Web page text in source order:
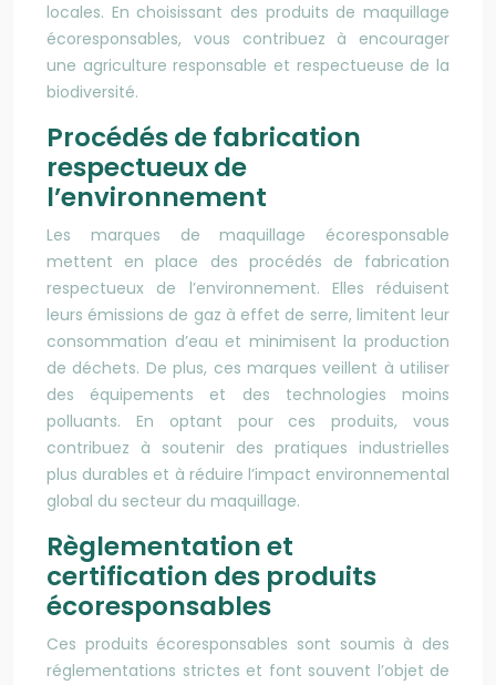
locales. En choisissant des produits de maquillage
écoresponsables, vous contribuez à encourager
une agriculture responsable et respectueuse de la
biodiversité.
Procédés de fabrication
respectueux de
l’environnement
Les marques de maquillage écoresponsable
mettent en place des procédés de fabrication
respectueux de l’environnement. Elles réduisent
leurs émissions de gaz à effet de serre, limitent leur
consommation d’eau et minimisent la production
de déchets. De plus, ces marques veillent à utiliser
des équipements et des technologies moins
polluants. En optant pour ces produits, vous
contribuez à soutenir des pratiques industrielles
plus durables et à réduire l’impact environnemental
global du secteur du maquillage.
Règlementation et
certification des produits
écoresponsables
Ces produits écoresponsables sont soumis à des
réglementations strictes et font souvent l’objet de